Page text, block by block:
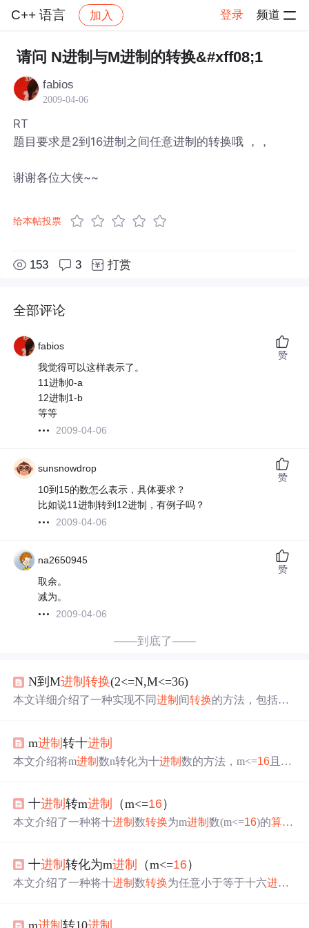
C++ 语言 加入 登录 频道
社区 C++ 语言 帖子详情
请问 N进制与M进制的转换&#xff08;1
fabios
2009-04-06
RT
题目要求是2到16进制之间任意进制的转换哦 ，，
谢谢各位大侠~~
给本帖投票
153 3 打赏
全部评论
fabios
我觉得可以这样表示了。
11进制0-a
12进制1-b
等等
2009-04-06
赞
sunsnowdrop
10到15的数怎么表示，具体要求？
比如说11进制转到12进制，有例子吗？
2009-04-06
赞
na2650945
取余。
减为。
2009-04-06
赞
——到底了——
N到M进制转换(2<=N,M<=36)
本文详细介绍了一种实现不同进制 间转换的方法，包括从
例。
m进制转十进制
本文介绍将m进制数n转化为十进制数的方法，m<=16 且 转
出字符转数字，再用乘权累加法计算得出结果。
十进制转m进制 （m<=16）
本文介绍了一种将十进制数转换为m进制数(m<=16)的算法
十进制转化为m进制 （m<=16）
本文介绍了一种将十进制数转换为任意小于等于十六进制